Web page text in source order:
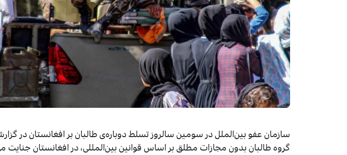
سازمان عفو بین‌الملل در سومین سالروز تسلط دوباره‌ی طالبان بر افغانستان در
گروه طالبان بدون مجازات مطلق بر اساس قوانین بین‌المللی، در افغانستان جنایت